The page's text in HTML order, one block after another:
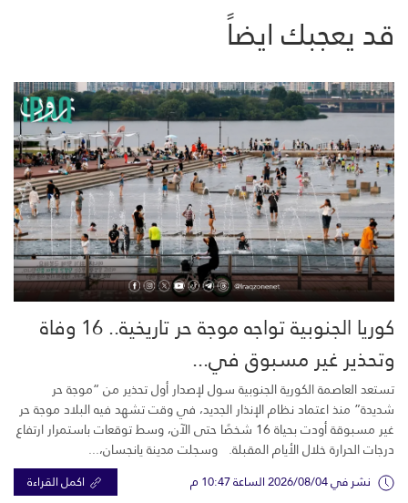
قد يعجبك ايضاً
كوريا الجنوبية تواجه موجة حر تاريخية.. 16 وفاة
وتحذير غير مسبوق في...
تستعد العاصمة الكورية الجنوبية سول لإصدار أول تحذير من “موجة حر
شديدة” منذ اعتماد نظام الإنذار الجديد، في وقت تشهد فيه البلاد موجة حر
غير مسبوقة أودت بحياة 16 شخصًا حتى الآن، وسط توقعات باستمرار ارتفاع
درجات الحرارة خلال الأيام المقبلة. وسجلت مدينة يانجسان،...
نشر في 2026/08/04 الساعة 10:47 م اكمل القراءة